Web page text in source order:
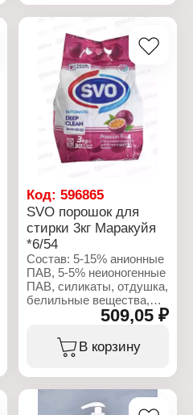
порошок
Название: Ромашка
Вес: 1,5 кг
Тип стирки: для
машинной стирки
Тип белья: для цветного
и белого белья
Код:596865
SVO порошок для
стирки 3кг Маракуйя
*6/54
Состав: 5-15% анионные
ПАВ, 5-5% неионогенные
ПАВ, силикаты, отдушка,
белильные вещества,
Характеристики:
Бренд: SVO
Вариация: Стиральный
509,05 ₽
В корзину